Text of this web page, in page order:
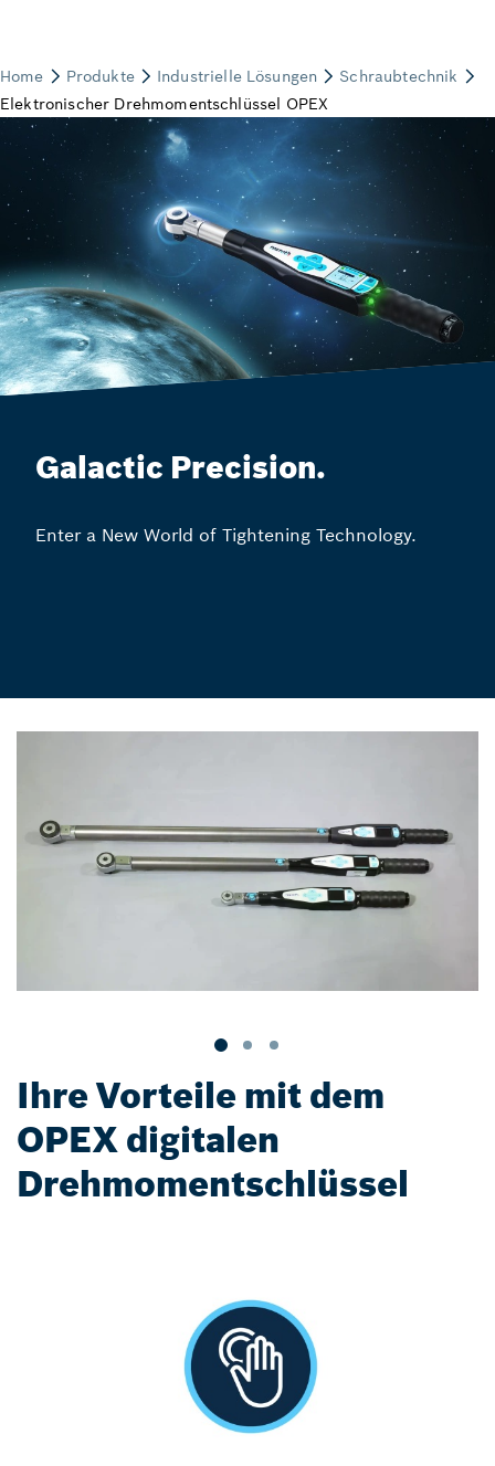
Galactic Precision.
Enter a New World of Tightening Technology.
Ihre Vorteile mit dem
OPEX digitalen
Drehmomentschlüssel